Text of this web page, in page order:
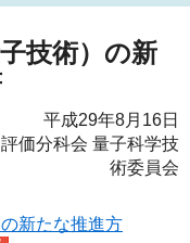
技術）の新
平成29年8月16日
価分科会 量子科学技
術委員会
新たな推進方